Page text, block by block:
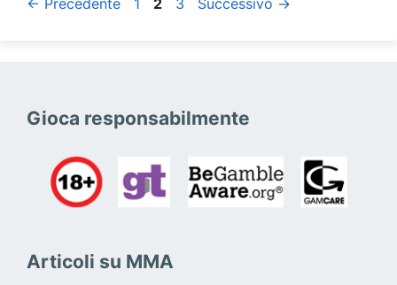
Gioca responsabilmente
Articoli su MMA